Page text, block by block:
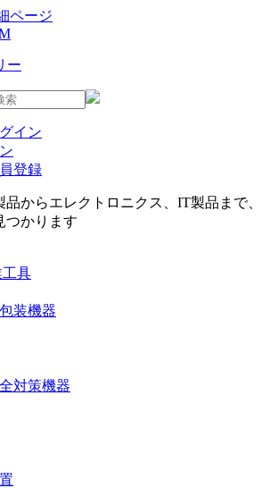
ー
からエレクトロニクス、IT製品まで、
つかります
具
装機器
対策機器